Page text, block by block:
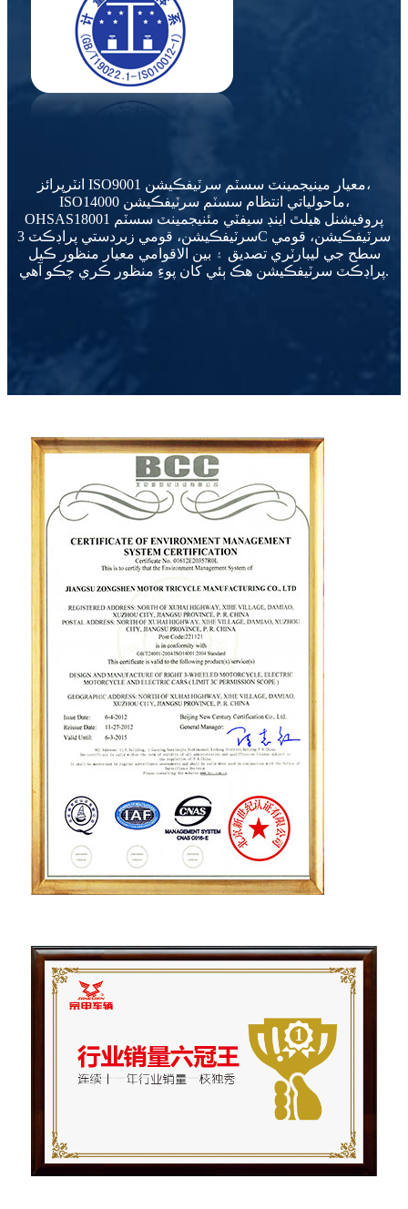
انٽرپرائز ISO9001 معيار مينيجمينٽ سسٽم سرٽيفڪيشن،
ISO14000 ماحولياتي انتظام سسٽم سرٽيفڪيشن،
OHSAS18001 پروفيشنل هيلٿ اينڊ سيفٽي مئنيجمينٽ سسٽم
سرٽيفڪيشن، قومي زبردستي پراڊڪٽ 3C سرٽيفڪيشن، قومي
سطح جي ليبارٽري تصديق ۽ بين الاقوامي معيار منظور ڪيل
پراڊڪٽ سرٽيفڪيشن هڪ ٻئي کان پوءِ منظور ڪري چڪو آهي.